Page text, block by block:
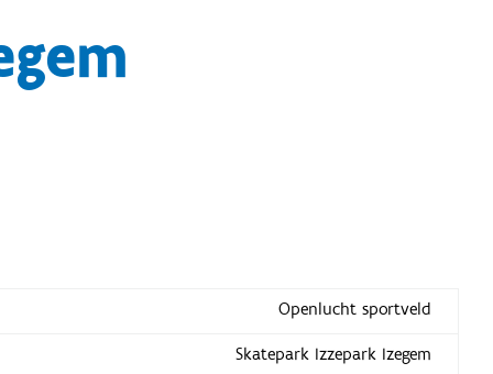
Openlucht sportveld
Skatepark Izzepark Izegem